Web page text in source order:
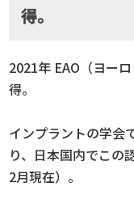
得。
2021年 EAO（ヨー
得。
インプラントの学会
り、日本国内でこの
2月現在）。